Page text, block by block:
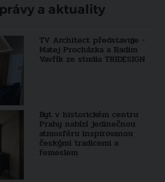
a aktuality
TV Architect představuje -
Matej Procházka a Radim
Vavřík ze studia TRIDESIGN
Byt v historickém centru
Prahy nabízí jedinečnou
atmosféru inspirovanou
českými tradicemi a
řemeslem